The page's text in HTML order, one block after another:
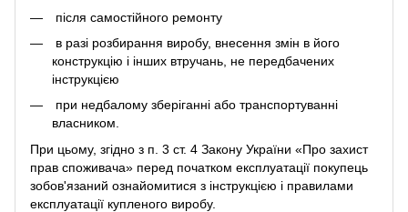
після самостійного ремонту
в разі розбирання виробу, внесення змін в його
конструкцію і інших втручань, не передбачених
інструкцією
при недбалому зберіганні або транспортуванні
власником.
При цьому, згідно з п. 3 ст. 4 Закону України «Про захист
прав споживача» перед початком експлуатації покупець
зобов'язаний ознайомитися з інструкцією і правилами
експлуатації купленого виробу.